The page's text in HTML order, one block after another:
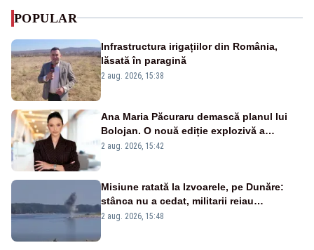
POPULAR
Infrastructura irigațiilor din România,
lăsată în paragină
2 aug. 2026, 15:38
Ana Maria Păcuraru demască planul lui
Bolojan. O nouă ediție explozivă a
emisiunii „Miza Zilei” la Realitatea PLUS
2 aug. 2026, 15:42
Misiune ratată la Izvoarele, pe Dunăre:
stânca nu a cedat, militarii reiau
detonările luni – VIDEO
2 aug. 2026, 15:48